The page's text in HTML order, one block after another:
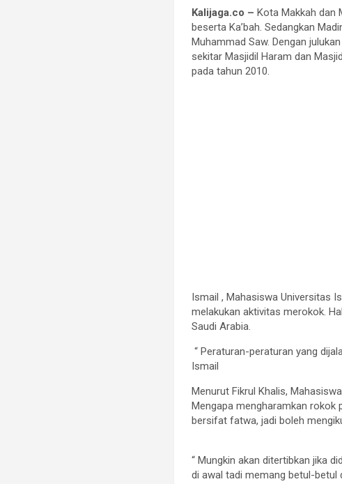
Kalijaga.co – Kota Makkah dan
beserta Ka’bah. Sedangkan
Muhammad Saw. Dengan
sekitar Masjidil Haram dan
pada tahun 2010.
Ismail , Mahasiswa Universitas
melakukan aktivitas merokok.
Saudi Arabia.
“ Peraturan-peraturan yang
Ismail
Menurut Fikrul Khalis,
Mengapa mengharamkan rokok
bersifat fatwa, jadi boleh
“ Mungkin akan ditertibkan jika
di awal tadi memang betul-betul